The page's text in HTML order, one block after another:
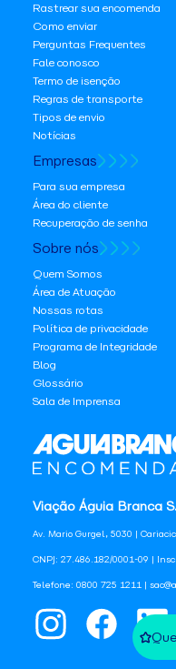
Viação Águia Branca
Av. Mario Gurgel, 5030 |
CNPJ: 27.486.182/0001-09 |
Telefone: 0800 725 1211 |
Rastrear sua encomenda
Como enviar
Perguntas Frequentes
Fale conosco
Termo de isenção
Regras de transporte
Tipos de envio
Notícias
Empresas
Para sua empresa
Área do cliente
Recuperação de senha
Sobre nós
Quem Somos
Área de Atuação
Nossas rotas
Política de privacidade
Programa de Integridade
Blog
Glossário
Sala de Imprensa